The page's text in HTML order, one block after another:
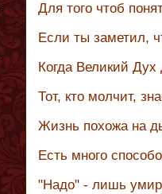
Для того чтоб
Если ты заметил,
Когда Великий
Тот, кто молчит,
Жизнь похожа на
Есть много
"Надо" - лишь